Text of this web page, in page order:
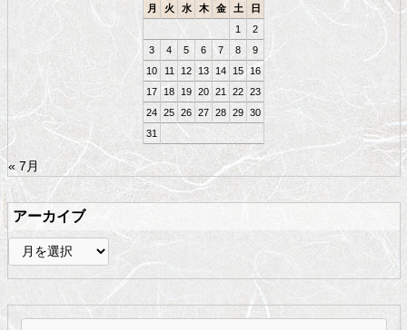
月 火 水 木 金 土
日
1
2
3
4 5 6 7 8
9
10
11 12 13 14 15
16
17
18 19 20 21 22 23
24 25 26 27 28 29 30
31
« 7月
アーカイブ
ア
ー
カ
イ
ブ